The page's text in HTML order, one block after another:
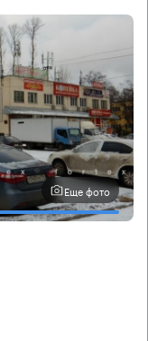
Еще фото